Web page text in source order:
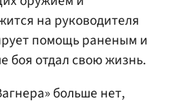
на руководителя
помощь раненым и
боя отдал свою жизнь.
больше нет,